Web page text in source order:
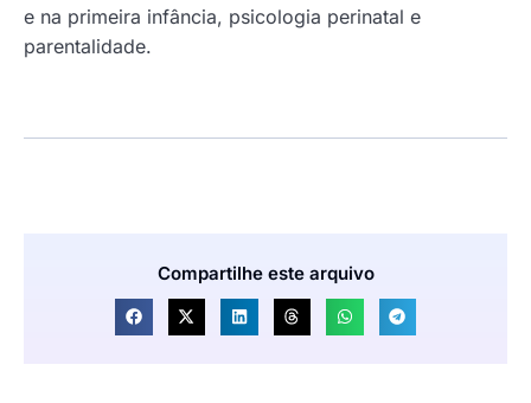
e na primeira infância, psicologia perinatal e
parentalidade.
Compartilhe este arquivo